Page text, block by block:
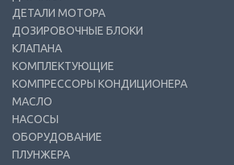
ДЕТАЛИ МОТОРА
ДОЗИРОВОЧНЫЕ БЛОКИ
КЛАПАНА
КОМПЛЕКТУЮЩИЕ
КОМПРЕССОРЫ КОНДИЦИОНЕРА
МАСЛО
НАСОСЫ
ОБОРУДОВАНИЕ
ПЛУНЖЕРА